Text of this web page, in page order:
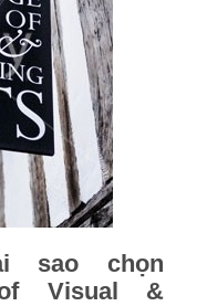
sao chọn
of Visual &